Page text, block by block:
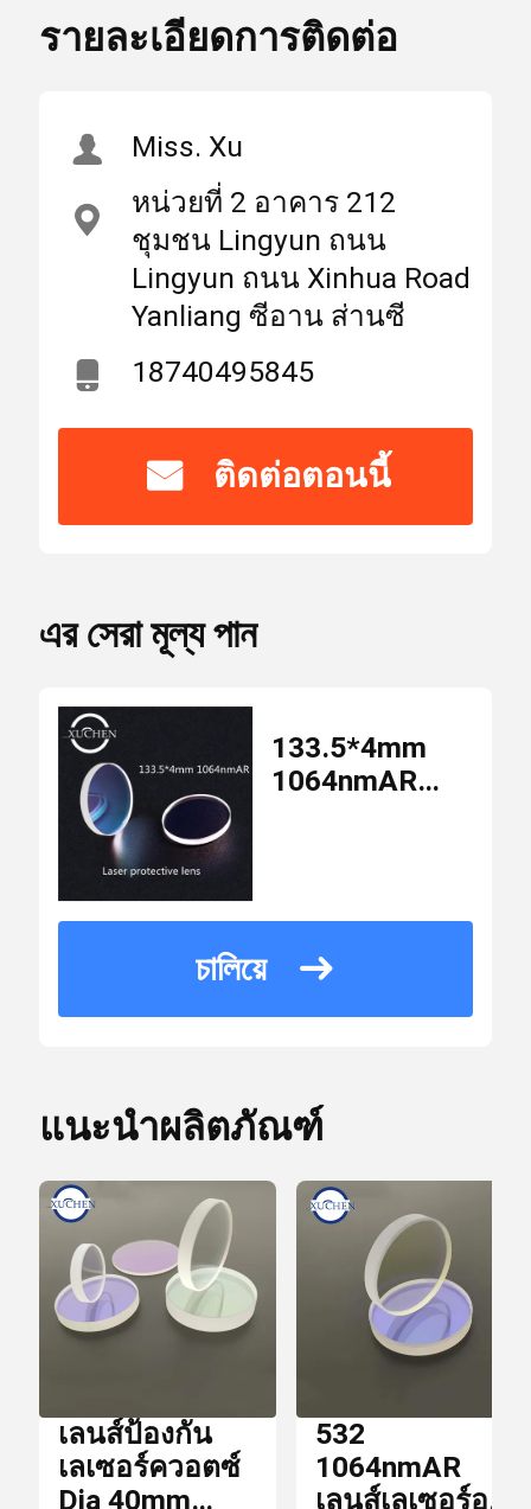
บ้าน ผลิตภัณฑ์
เลเซอร์เลนส์
เลนส์เลเซอร์โฟกัส
เลนส์เลเซอร์เอาท์พุต 0 องศา
สเปกโตรสโคป
บีม Combiner
เลนส์ CCD
,
เลนส์เครื่องเลเซอร์ควอตซ์
สถาน
กำเนิด
มณฑลส่านซี, จีน
(แผ่นดินใหญ่)
แบรนด์
WEIMENG
ได้
ISO.CE
รุ่น
จำนวน
สั่งซื้อ
ขั้น
ต่ำ
10 ชิ้น
ราคา
USD79/piece-
USD40/piece
ละเอียด
กล่อง
การ
ส่ง
มอบ
ภายใน 5 วัน
เงื่อนไข
เงิน
T / T,
รายละเอียดการติดต่อ
Miss. Xu
หน่วยที่ 2 อาคาร 212
ชุมชน Lingyun ถนน
Lingyun ถนน Xinhua Road
Yanliang ซีอาน ส่านซี
18740495845
ติดต่อตอนนี้
এর সেরা মূল্য পান
133.5*4mm
1064nmAR
চালিয়ে
แนะนำผลิตภัณฑ์
เลนส์ป้องกัน
เลเซอร์ควอตซ์
Dia 40mm
532
1064nmAR
เลนส์เลเซอร์ออ